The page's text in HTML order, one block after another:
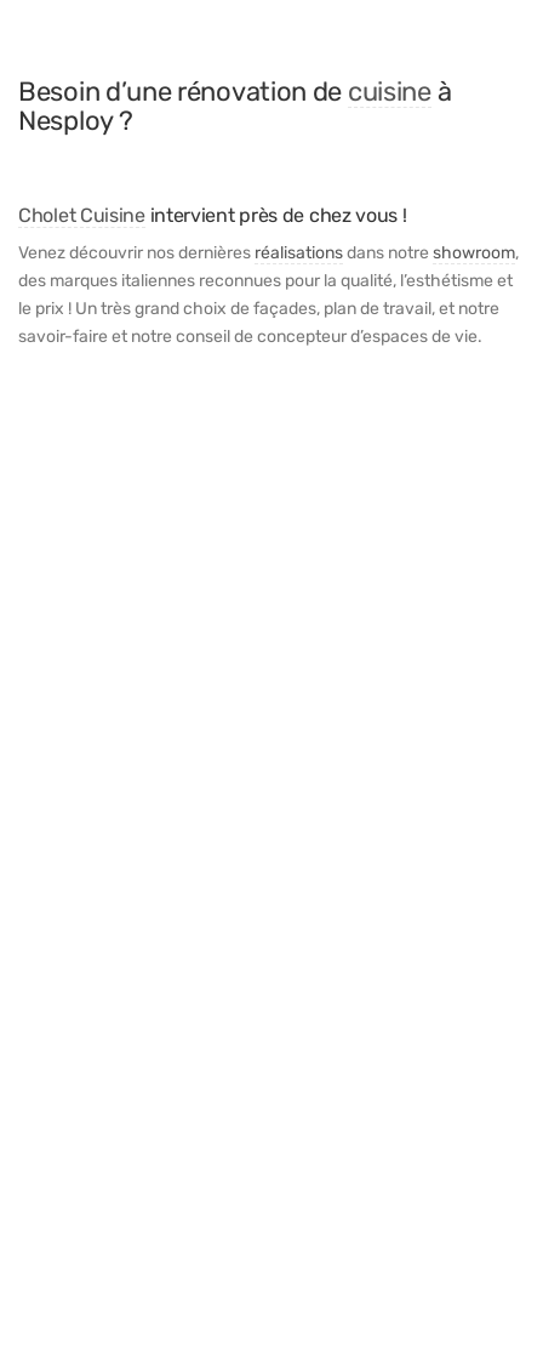
Besoin d’une rénovation de cuisineà
Nesploy ?
Cholet Cuisineintervient près de chez vous !
Venez découvrir nos dernières réalisationsdans notre showroom,
des marques italiennes reconnues pour la qualité, l’esthétisme et
le prix ! Un très grand choix de façades, plan de travail, et notre
savoir-faire et notre conseil de concepteur d’espaces de vie.